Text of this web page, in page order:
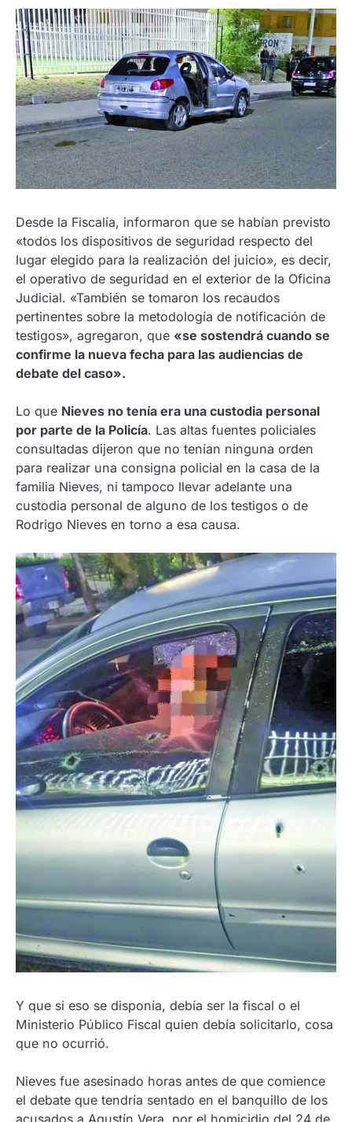
Desde la Fiscalía, informaron que se habían previsto
«todos los dispositivos de seguridad respecto del
lugar elegido para la realización del juicio», es decir,
el operativo de seguridad en el exterior de la Oficina
Judicial. «También se tomaron los recaudos
pertinentes sobre la metodología de notificación de
testigos», agregaron, que «se sostendrá cuando se
confirme la nueva fecha para las audiencias de
debate del caso».
Lo que Nieves no tenía era una custodia personal
por parte de la Policía. Las altas fuentes policiales
consultadas dijeron que no tenían ninguna orden
para realizar una consigna policial en la casa de la
familia Nieves, ni tampoco llevar adelante una
custodia personal de alguno de los testigos o de
Rodrigo Nieves en torno a esa causa.
Y que si eso se disponía, debía ser la fiscal o el
Ministerio Público Fiscal quien debía solicitarlo, cosa
que no ocurrió.
Nieves fue asesinado horas antes de que comience
el debate que tendría sentado en el banquillo de los